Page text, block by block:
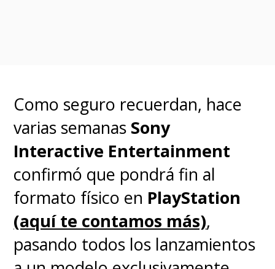
confirmado si los planes
Extra
Premiumtambién sufrirán
aumentos próximamente, sin
embargo, el nuevo ajuste vuelve
a encender el debate sobre el
costo creciente de los servicios
de suscripción dentro de la
industria gaming, especialmente
Como seguro recuerdan, hace
varias semanas Sony
Interactive Entertainment
confirmó que pondrá fin al
formato físico en PlayStation
(aquí te contamos más),
pasando todos los lanzamientos